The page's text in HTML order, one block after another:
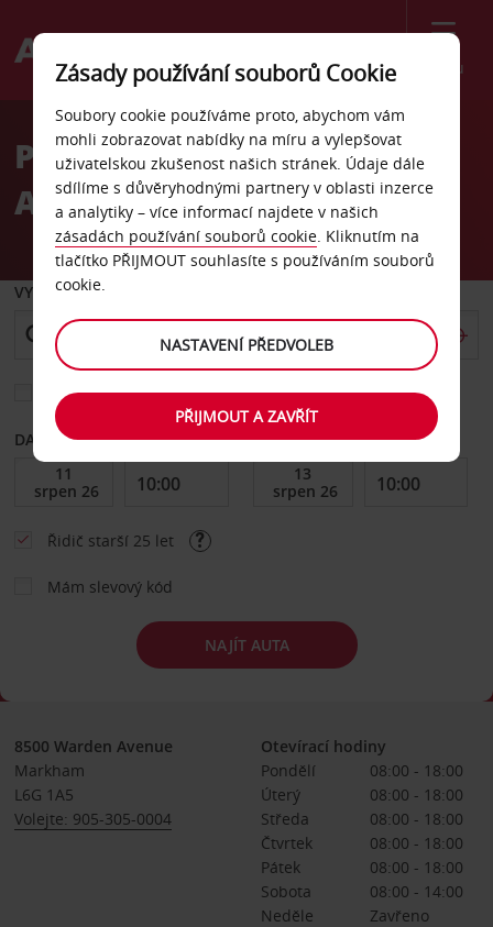
Menu
Welcome
AvisPronájem auta Warden
Avenue, Markham
VYZVEDNOUT Z
Vyberte si jiné místo vrácení
DATUM OD DATUM DO
Řidič starší 25 let
Mám slevový kód
NAJÍT AUTA
8500 Warden Avenue
Markham
L6G 1A5
Volejte: 905-305-0004
Otevírací hodiny
Pondělí
08:00 - 18:00
Úterý
08:00 - 18:00
Středa
08:00 - 18:00
Čtvrtek
08:00 - 18:00
Pátek
08:00 - 18:00
Sobota
08:00 - 14:00
Neděle
Zavřeno
Zásady používání souborů Cookie
Soubory cookie používáme proto, abychom vám
mohli zobrazovat nabídky na míru a vylepšovat
uživatelskou zkušenost našich stránek. Údaje dále
sdílíme s důvěryhodnými partnery v oblasti inzerce
a analytiky – více informací najdete v našich
zásadách používání souborů cookie. Kliknutím na
tlačítko PŘIJMOUT souhlasíte s používáním souborů
cookie.
NASTAVENÍ PŘEDVOLEB
PŘIJMOUT A ZAVŘÍT